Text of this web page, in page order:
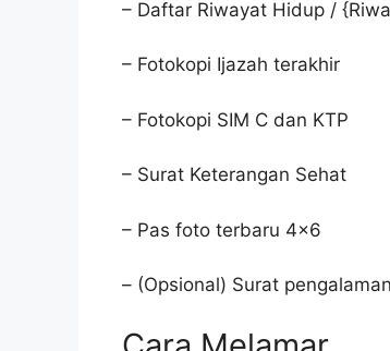
– Daftar Riwayat Hidup /
– Fotokopi Ijazah terakhir
– Fotokopi SIM C dan KTP
– Surat Keterangan Sehat
– Pas foto terbaru 4×6
– (Opsional) Surat